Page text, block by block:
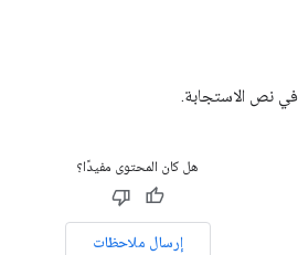
في نص الاستجابة.
هل كان المحتوى مفيدًا؟
إرسال ملاحظات